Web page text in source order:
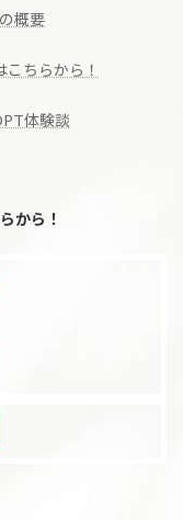
概要
ちらから！
体験談
から！